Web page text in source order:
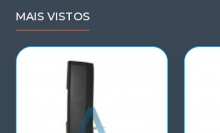
MAIS VISTOS